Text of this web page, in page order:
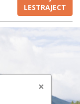
LESTRAJECT
×